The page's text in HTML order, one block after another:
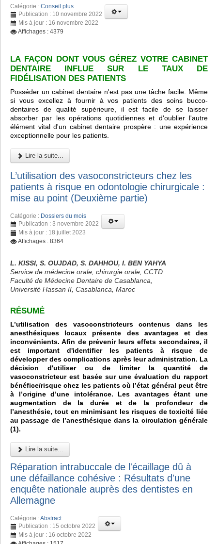
Catégorie : Conseil plus
Publication : 10 novembre 2022
Mis à jour : 16 novembre 2022
Affichages : 4379
LA FAÇON DONT VOUS GÉREZ VOTRE CABINET
DENTAIRE INFLUE SUR LE TAUX DE
FIDÉLISATION DES PATIENTS
Posséder un cabinet dentaire n'est pas une tâche facile. Même
si vous excellez à fournir à vos patients des soins bucco-
dentaires de qualité supérieure, il est facile de se laisser
absorber par les opérations quotidiennes et d'oublier l'autre
élément vital d'un cabinet dentaire prospère : une expérience
exceptionnelle pour les patients.
Lire la suite...
L’utilisation des vasoconstricteurs chez les
patients à risque en odontologie chirurgicale :
mise au point (Deuxième partie)
Catégorie : Dossiers du mois
Publication : 3 novembre 2022
Mis à jour : 18 juillet 2023
Affichages : 8364
L. KISSI, S. OUJDAD, S. DAHHOU, I. BEN YAHYA
Service de médecine orale, chirurgie orale, CCTD
Faculté de Médecine Dentaire de Casablanca,
Université Hassan II, Casablanca, Maroc
RÉSUMÉ
L’utilisation des vasoconstricteurs contenus dans les
anesthésiques locaux présente des avantages et des
inconvénients. Afin de prévenir leurs effets secondaires, il
est important d'identifier les patients à risque de
développer des complications après leur administration. La
décision d'utiliser ou de limiter la quantité de
vasoconstricteur est basée sur une évaluation du rapport
bénéfice/risque chez les patients où l’état général peut être
à l’origine d’une intolérance. Les avantages étant une
augmentation de la durée et de la profondeur de
l’anesthésie, tout en minimisant les risques de toxicité liée
au passage de l’anesthésique dans la circulation générale
(1).
Lire la suite...
Réparation intrabuccale de l'écaillage dû à
une défaillance cohésive : Résultats d'une
enquête nationale auprès des dentistes en
Allemagne
Catégorie :Abstract
Publication : 15 octobre 2022
Mis à jour : 16 octobre 2022